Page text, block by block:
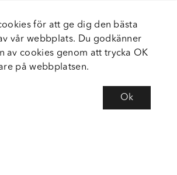
för att ge dig den bästa
vår webbplats. Du godkänner
av cookies genom att trycka OK
på webbplatsen.
Ok